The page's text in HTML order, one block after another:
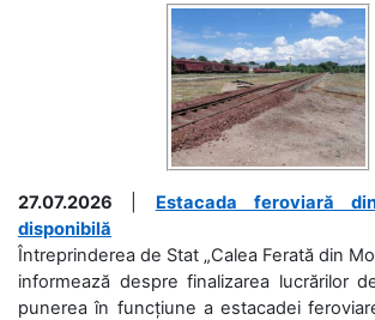
27.07.2026
Estacada feroviară
disponibilă
Întreprinderea de Stat „Calea Ferată din
informează despre finalizarea lucrărilor
punerea în funcțiune a estacadei